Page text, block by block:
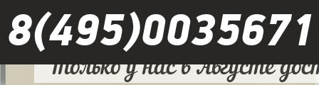
8(495)0035671
Только у нас в Августе